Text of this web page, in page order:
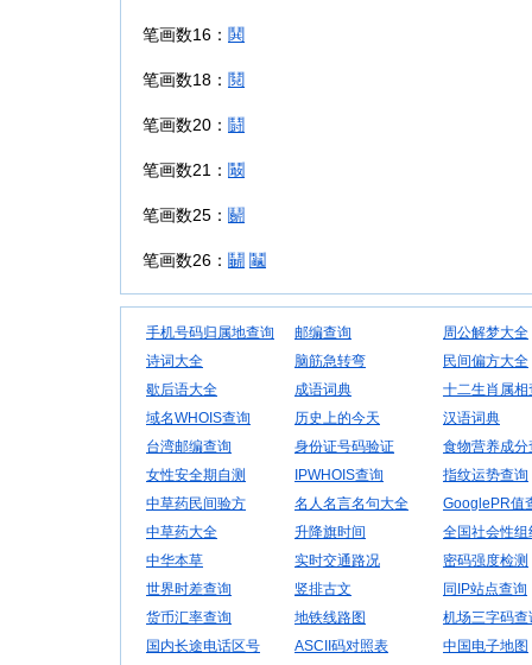
笔画数16： 鬨
笔画数18： 鬩
笔画数20： 鬪
笔画数21： 鬫
笔画数25： 鬬
笔画数26： 鬭 鬮
手机号码归属地查询 邮编查询
周公解梦大全
诗词大全
脑筋急转弯
民间偏方大全
歇后语大全
成语词典
十二生肖属相
域名WHOIS查询
历史上的今天
汉语词典
台湾邮编查询
身份证号码验证
食物营养成分
女性安全期自测
IPWHOIS查询
指纹运势查询
中草药民间验方
名人名言名句大全
GooglePR值
中草药大全
升降旗时间
全国社会性组
中华本草
实时交通路况
密码强度检测
世界时差查询
竖排古文
同IP站点查询
货币汇率查询
地铁线路图
机场三字码查
国内长途电话区号
ASCII码对照表
中国电子地图